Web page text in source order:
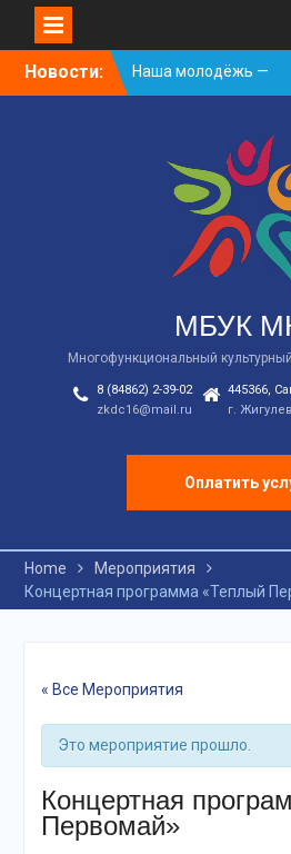
SkipНовости:
Наша молодёжь —
гордость
Встречаем новый
творческий сезон
2026/2027 в КДЦ!
МБУК
Многофункциональный
8 (84862) 2-39-02
zkdc16@mail.ru
445366,
г.
Оплатить
Home
Мероприятия
Концертная программа «Теплый
« Все Мероприятия
Это мероприятие прошло.
Концертная
Первомай»